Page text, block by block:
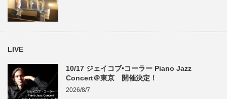
LIVE
10/17 ジェイコブ•コーラー Piano Jazz
Concert＠東京 開催決定！
2026/8/7